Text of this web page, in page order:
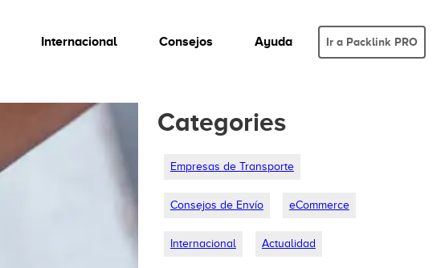
Internacional Consejos Ayuda Ir a Packlink PRO
Categories
Empresas de Transporte
Consejos de Envío eCommerce
Internacional Actualidad